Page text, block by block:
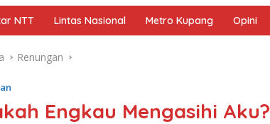
NTT Lintas Nasional Metro Kupang Opini
Renungan
Engkau Mengasihi Aku?